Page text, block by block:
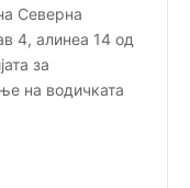
Северна
4, алинеа 14 од
за
на водичката